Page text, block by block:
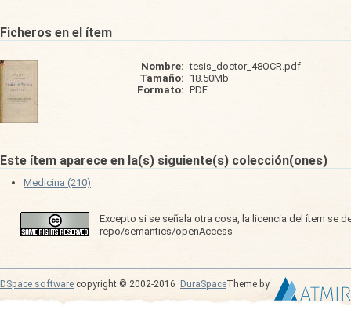
Ficheros en el ítem
Nombre: tesis_doctor_48OCR.pdf
Tamaño: 18.50Mb
Formato: PDF
Este ítem aparece en la(s) siguiente(s) colección(ones)
Medicina (210)
Excepto si se señala otra cosa, la licencia del ítem se
repo/semantics/openAccess
DSpace software copyright © 2002-2016 DuraSpaceTheme by